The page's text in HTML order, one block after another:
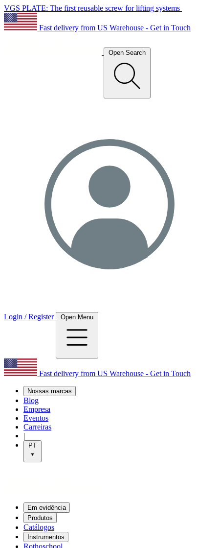
VGS PLATE: The first reusable screw for lifting systems
Fast delivery from US Warehouse - Get in Touch
Open Search
Login / Register Open Menu
Fast delivery from US Warehouse - Get in Touch
Nossas marcas
Blog
Empresa
Eventos
Carreiras
|
PT
Em evidência
Produtos
Catálogos
Instrumentos
Rothoschool